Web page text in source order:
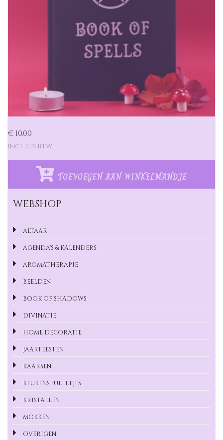
€ 10,00
incl 21% BTW
TOEVOEGEN AAN WINKELMANDJE
WEBSHOP
ALTAAR
AGENDA'S & KALENDERS
AROMATHERAPIE
BEELDEN
BOOK OF SHADOWS
DIVINATIE
HOME DECORATIE
JAARFEESTEN
KAARSEN
KEUKENSPULLETJES
KRISTALLEN
MOKKEN
OVERIGEN